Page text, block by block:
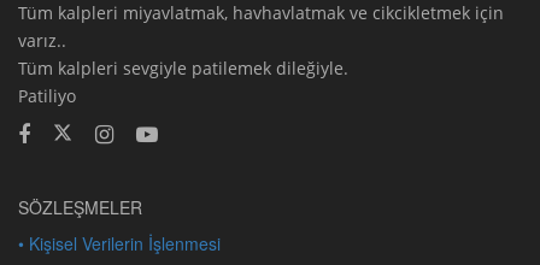
Tüm kalpleri miyavlatmak, havhavlatmak ve cikcikletmek için
varız..
Tüm kalpleri sevgiyle patilemek dileğiyle.
Patiliyo
SÖZLEŞMELER
• Kişisel Verilerin İşlenmesi